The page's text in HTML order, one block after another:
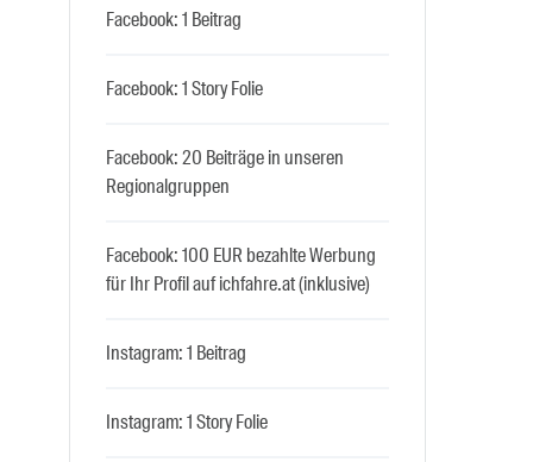
Facebook: 1 Beitrag
Facebook: 1 Story Folie
Facebook: 20 Beiträge in unseren
Regionalgruppen
Facebook: 100 EUR bezahlte Werbung
für Ihr Profil auf ichfahre.at (inklusive)
Instagram: 1 Beitrag
Instagram: 1 Story Folie